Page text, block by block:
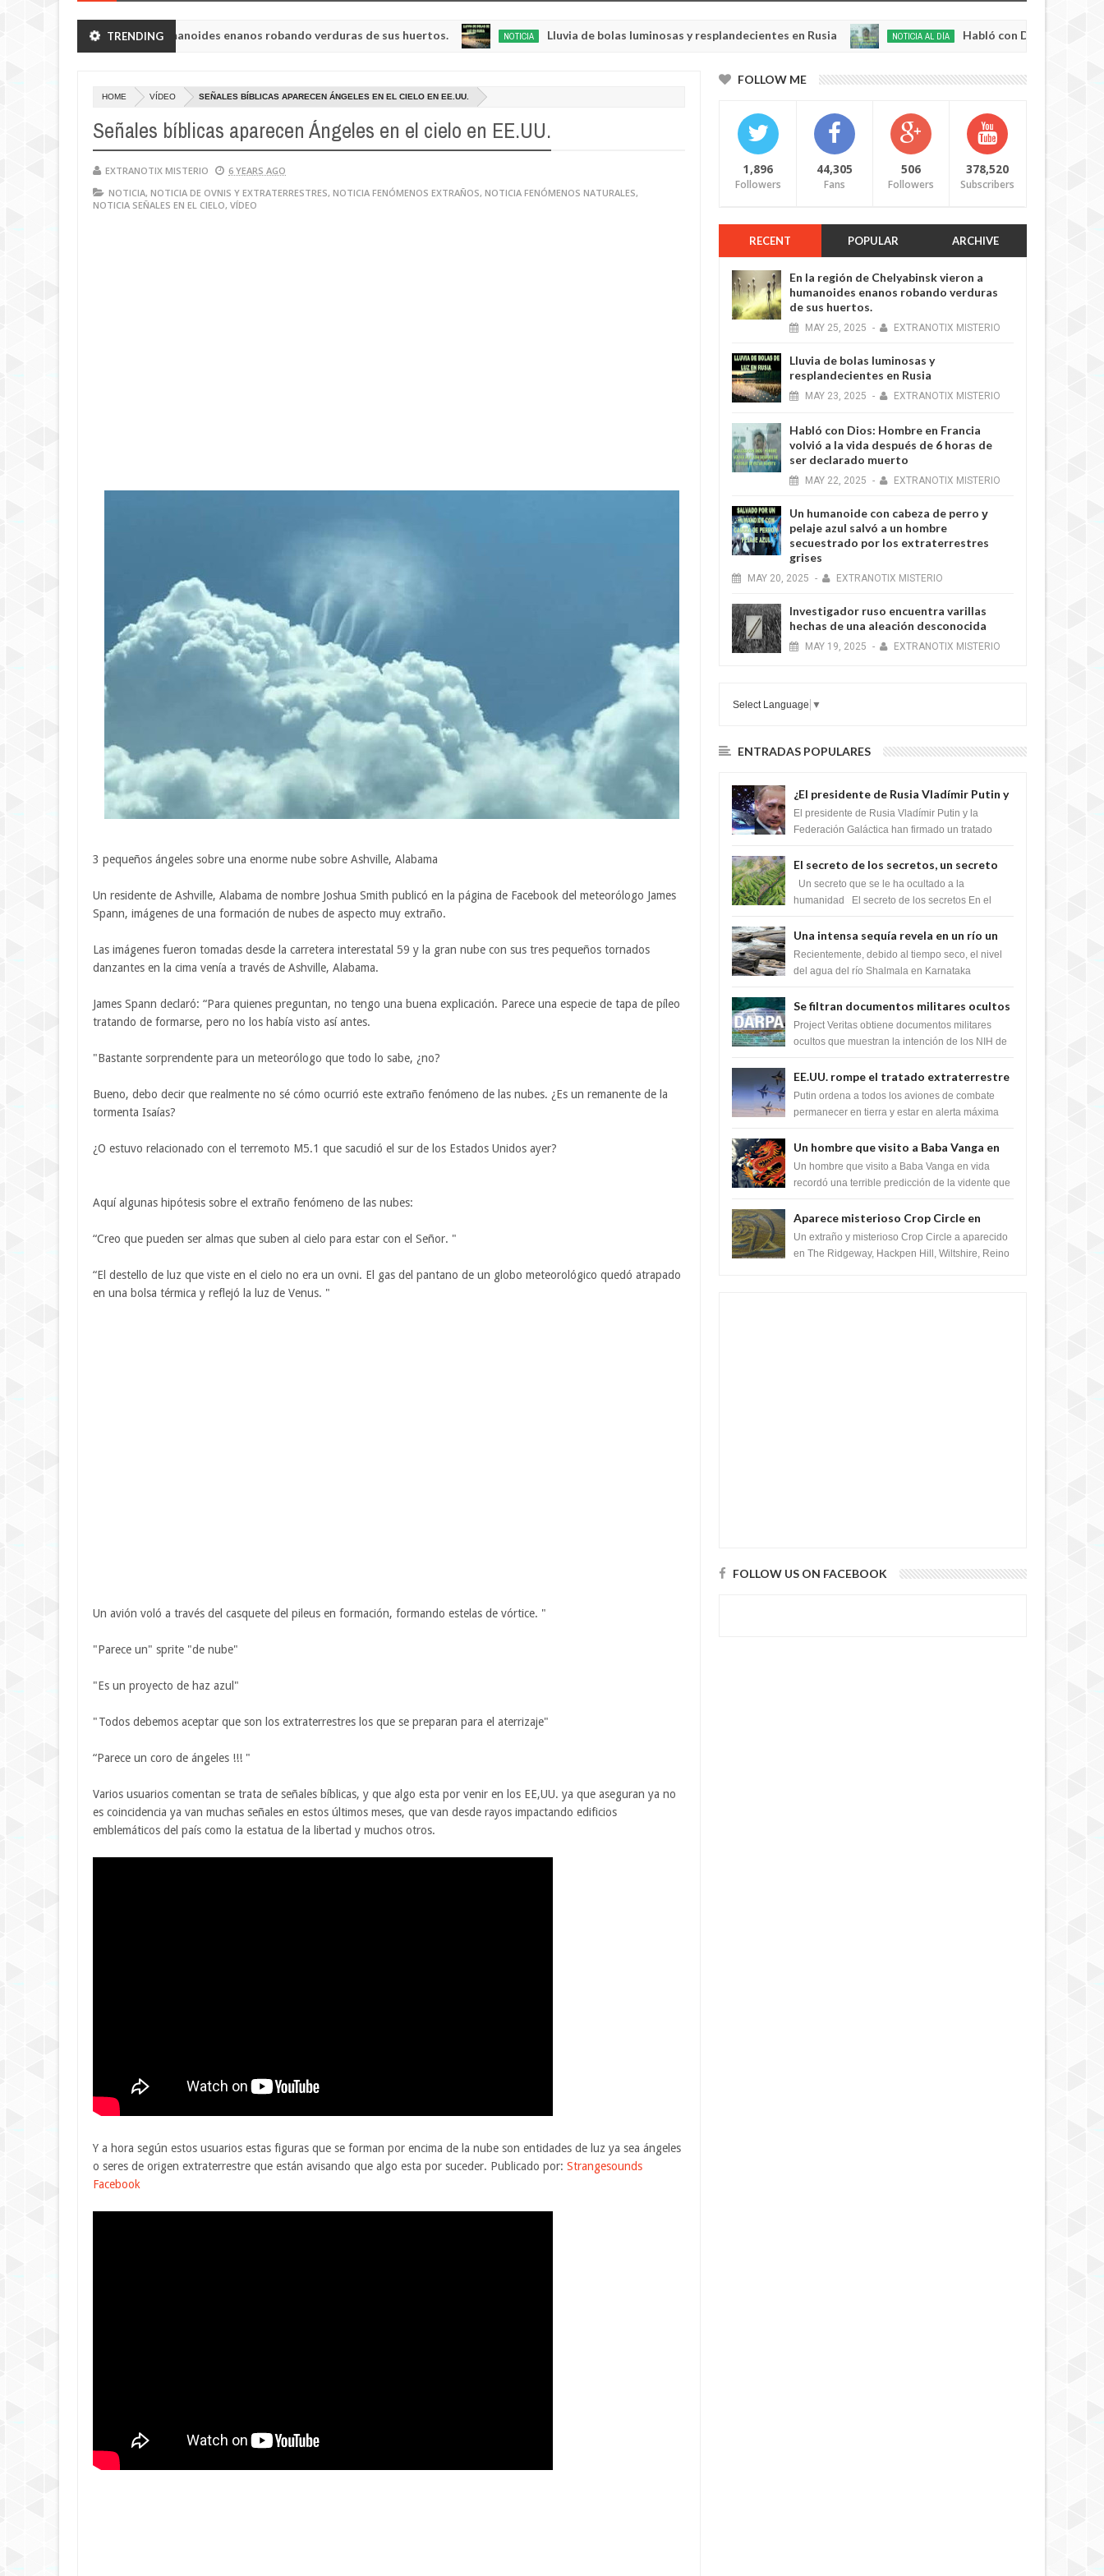
TRENDING
vieron a humanoides enanos robando verduras de sus huertos. NOTICIA Lluvia de bolas luminosas y resplandecientes en Rusia
20250
NOTICIA AL DÍA Habló con Dios: Hombre en
HOME VÍDEO SEÑALES BÍBLICAS APARECEN ÁNGELES EN EL CIELO EN EE.UU.
Señales bíblicas aparecen Ángeles en el cielo en EE.UU.
EXTRANOTIX MISTERIO
6 YEARS AGO
NOTICIA, NOTICIA DE OVNIS Y EXTRATERRESTRES, NOTICIA FENÓMENOS EXTRAÑOS, NOTICIA FENÓMENOS NATURALES,
NOTICIA SEÑALES EN EL CIELO, VÍDEO
3 pequeños ángeles sobre una enorme nube sobre Ashville, Alabama
Un residente de Ashville, Alabama de nombre Joshua Smith publicó en la página de Facebook del meteorólogo James
Spann, imágenes de una formación de nubes de aspecto muy extraño.
Las imágenes fueron tomadas desde la carretera interestatal 59 y la gran nube con sus tres pequeños tornados
danzantes en la cima venía a través de Ashville, Alabama.
James Spann declaró: “Para quienes preguntan, no tengo una buena explicación. Parece una especie de tapa de píleo
tratando de formarse, pero no los había visto así antes.
"Bastante sorprendente para un meteorólogo que todo lo sabe, ¿no?
Bueno, debo decir que realmente no sé cómo ocurrió este extraño fenómeno de las nubes. ¿Es un remanente de la
tormenta Isaías?
¿O estuvo relacionado con el terremoto M5.1 que sacudió el sur de los Estados Unidos ayer?
Aquí algunas hipótesis sobre el extraño fenómeno de las nubes:
“Creo que pueden ser almas que suben al cielo para estar con el Señor. "
“El destello de luz que viste en el cielo no era un ovni. El gas del pantano de un globo meteorológico quedó atrapado
en una bolsa térmica y reflejó la luz de Venus. "
Un avión voló a través del casquete del pileus en formación, formando estelas de vórtice. "
"Parece un" sprite "de nube"
"Es un proyecto de haz azul"
"Todos debemos aceptar que son los extraterrestres los que se preparan para el aterrizaje"
“Parece un coro de ángeles !!! "
Varios usuarios comentan se trata de señales bíblicas, y que algo esta por venir en los EE,UU. ya que aseguran ya no
es coincidencia ya van muchas señales en estos últimos meses, que van desde rayos impactando edificios
emblemáticos del país como la estatua de la libertad y muchos otros.
Y a hora según estos usuarios estas figuras que se forman por encima de la nube son entidades de luz ya sea ángeles
o seres de origen extraterrestre que están avisando que algo esta por suceder. Publicado por: Strangesounds
Facebook
FOLLOW ME
1,896
Followers
44,305
Fans
506
Followers
378,520
Subscribers
RECENT POPULAR ARCHIVE
En la región de Chelyabinsk vieron a
humanoides enanos robando verduras
de sus huertos.
MAY 25, 2025 - EXTRANOTIX MISTERIO
Lluvia de bolas luminosas y
resplandecientes en Rusia
MAY 23, 2025 - EXTRANOTIX MISTERIO
Habló con Dios: Hombre en Francia
volvió a la vida después de 6 horas de
ser declarado muerto
MAY 22, 2025 - EXTRANOTIX MISTERIO
Un humanoide con cabeza de perro у
pelaje azul salvó a un hombre
secuestrado por los extraterrestres
grises
MAY 20, 2025 - EXTRANOTIX MISTERIO
Investigador ruso encuentra varillas
hechas de una aleación desconocida
MAY 19, 2025 - EXTRANOTIX MISTERIO
Select Language ▼
ENTRADAS POPULARES
¿El presidente de Rusia Vladímir Putin y
la Federación Galactica han firmado un
tratado para acabar con los Sionistas?
El presidente de Rusia Vladímir Putin y la
Federación Galáctica han firmado un tratado
Si...
El secreto de los secretos, un secreto
que cambiaría por completo el destino
de la humanidad
Un secreto que se le ha ocultado a la
humanidad El secreto de los secretos En el
m...
Una intensa sequía revela en un río un
impresionante hallazgo de miles de
Shiva Lingas
Recientemente, debido al tiempo seco, el nivel
del agua del río Shalmala en Karnataka
Shiv...
Se filtran documentos militares ocultos
que muestran la intención de los NIH de
crear el SARS-CoV-2, utilizando la
Project Veritas obtiene documentos militares
ocultos que muestran la intención de los NIH de
EE.UU. rompe el tratado extraterrestre
y se prepara para destruir el misterioso
satélite "Caballero Negro"
Putin ordena a todos los aviones de combate
permanecer en tierra y estar en alerta máxima
el ...
Un hombre que visito a Baba Vanga en
vida recordó la terrible predicción de la
vidente para febrero de 2022.
Un hombre que visito a Baba Vanga en vida
recordó una terrible predicción de la vidente que
pron...
Aparece misterioso Crop Circle en
Reino Unido 23 de junio 2016
Un extraño y misterioso Crop Circle a aparecido
en The Ridgeway, Hackpen Hill, Wiltshire, Reino
FOLLOW US ON FACEBOOK